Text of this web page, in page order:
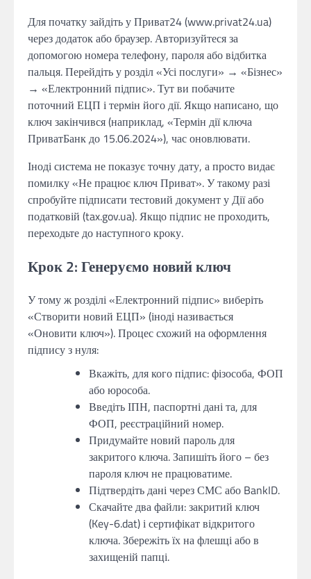
Для початку зайдіть у Приват24 (www.privat24.ua)
через додаток або браузер. Авторизуйтеся за
допомогою номера телефону, пароля або відбитка
пальця. Перейдіть у розділ «Усі послуги» → «Бізнес»
→ «Електронний підпис». Тут ви побачите
поточний ЕЦП і термін його дії. Якщо написано, що
ключ закінчився (наприклад, «Термін дії ключа
ПриватБанк до 15.06.2024»), час оновлювати.
Іноді система не показує точну дату, а просто видає
помилку «Не працює ключ Приват». У такому разі
спробуйте підписати тестовий документ у Дії або
податковій (tax.gov.ua). Якщо підпис не проходить,
переходьте до наступного кроку.
Крок 2: Генеруємо новий ключ
У тому ж розділі «Електронний підпис» виберіть
«Створити новий ЕЦП» (іноді називається
«Оновити ключ»). Процес схожий на оформлення
підпису з нуля:
Вкажіть, для кого підпис: фізособа, ФОП
або юрособа.
Введіть ІПН, паспортні дані та, для
ФОП, реєстраційний номер.
Придумайте новий пароль для
закритого ключа. Запишіть його – без
пароля ключ не працюватиме.
Підтвердіть дані через СМС або BankID.
Скачайте два файли: закритий ключ
(Key-6.dat) і сертифікат відкритого
ключа. Збережіть їх на флешці або в
захищеній папці.